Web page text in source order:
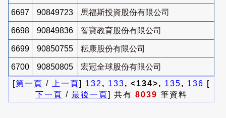
6697 90849723 馬福斯投資股份有限公司
6698 90849836 智寶教育股份有限公司
6699 90850755 秐康股份有限公司
6700 90850805
宏冠全球股份有限公司
[第一頁 / 上一頁] 132 , 133, <134>, 135, 136 [
下一頁 / 最後一頁] 共有 8039 筆資料